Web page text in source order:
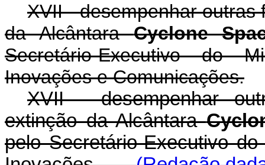
XVII - desempenhar outras
da AlcântaraCyclone
Secretário-Executivo do
Inovações e Comunicações.
XVII - desempenhar
extinção da Alcântara
pelo Secretário-Executivo